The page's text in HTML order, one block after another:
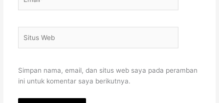
Web
Simpan nama, email, dan situs web saya pada peramban
ini untuk komentar saya berikutnya.